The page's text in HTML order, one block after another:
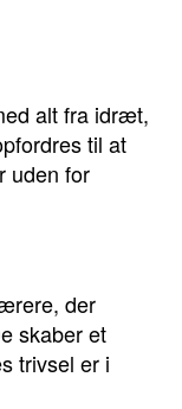
alt fra idræt,
til at
uden for
der
skaber et
trivsel er i